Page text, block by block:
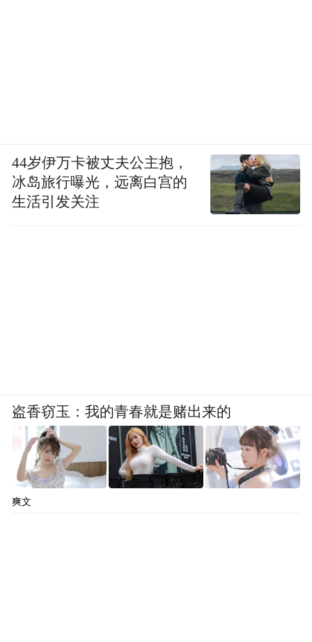
44岁伊万卡被丈夫公主抱，
冰岛旅行曝光，远离白宫的
生活引发关注
盗香窃玉：我的青春就是赌出来的
爽文